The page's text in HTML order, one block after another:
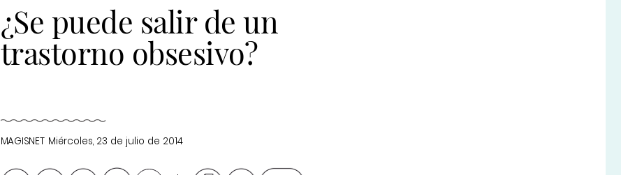
¿Se puede salir de un
trastorno obsesivo?
MAGISNET Miércoles, 23 de julio de 2014